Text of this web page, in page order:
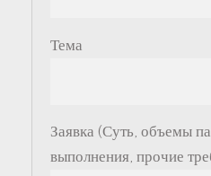
Тема
Заявка (Суть, объемы
выполнения, прочие